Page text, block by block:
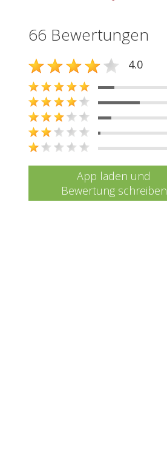
66 Bewertungen
4.0
App laden und
Bewertung schreiben